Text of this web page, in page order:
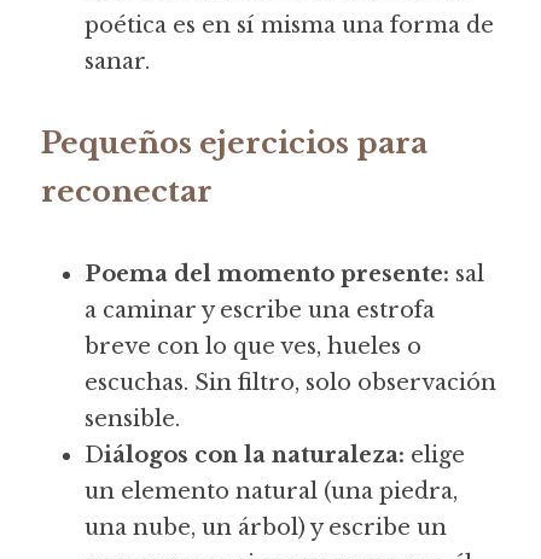
poética es en sí misma una forma de
sanar.
Pequeños ejercicios para
reconectar
Poema del momento presente: sal
a caminar y escribe una estrofa
breve con lo que ves, hueles o
escuchas. Sin filtro, solo observación
sensible.
Diálogos con la naturaleza: elige
un elemento natural (una piedra,
una nube, un árbol) y escribe un